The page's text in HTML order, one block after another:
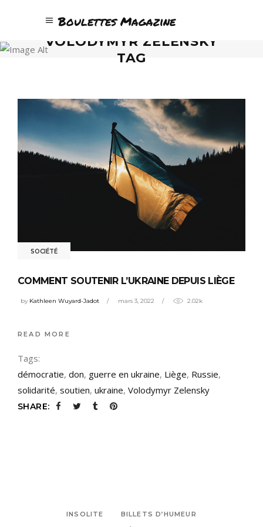
Boulettes Magazine
VOLODYMYR ZELENSKY
TAG
SOCIÉTÉ
COMMENT SOUTENIR L’UKRAINE DEPUIS LIÈGE
by Kathleen Wuyard-Jadot mars 3, 2022 2.02k
READ MORE
Tags:
démocratie, don, guerre en ukraine, Liège, Russie,
solidarité, soutien, ukraine, Volodymyr Zelensky
SHARE:
INSOLITE
BILLETS D’HUMEUR